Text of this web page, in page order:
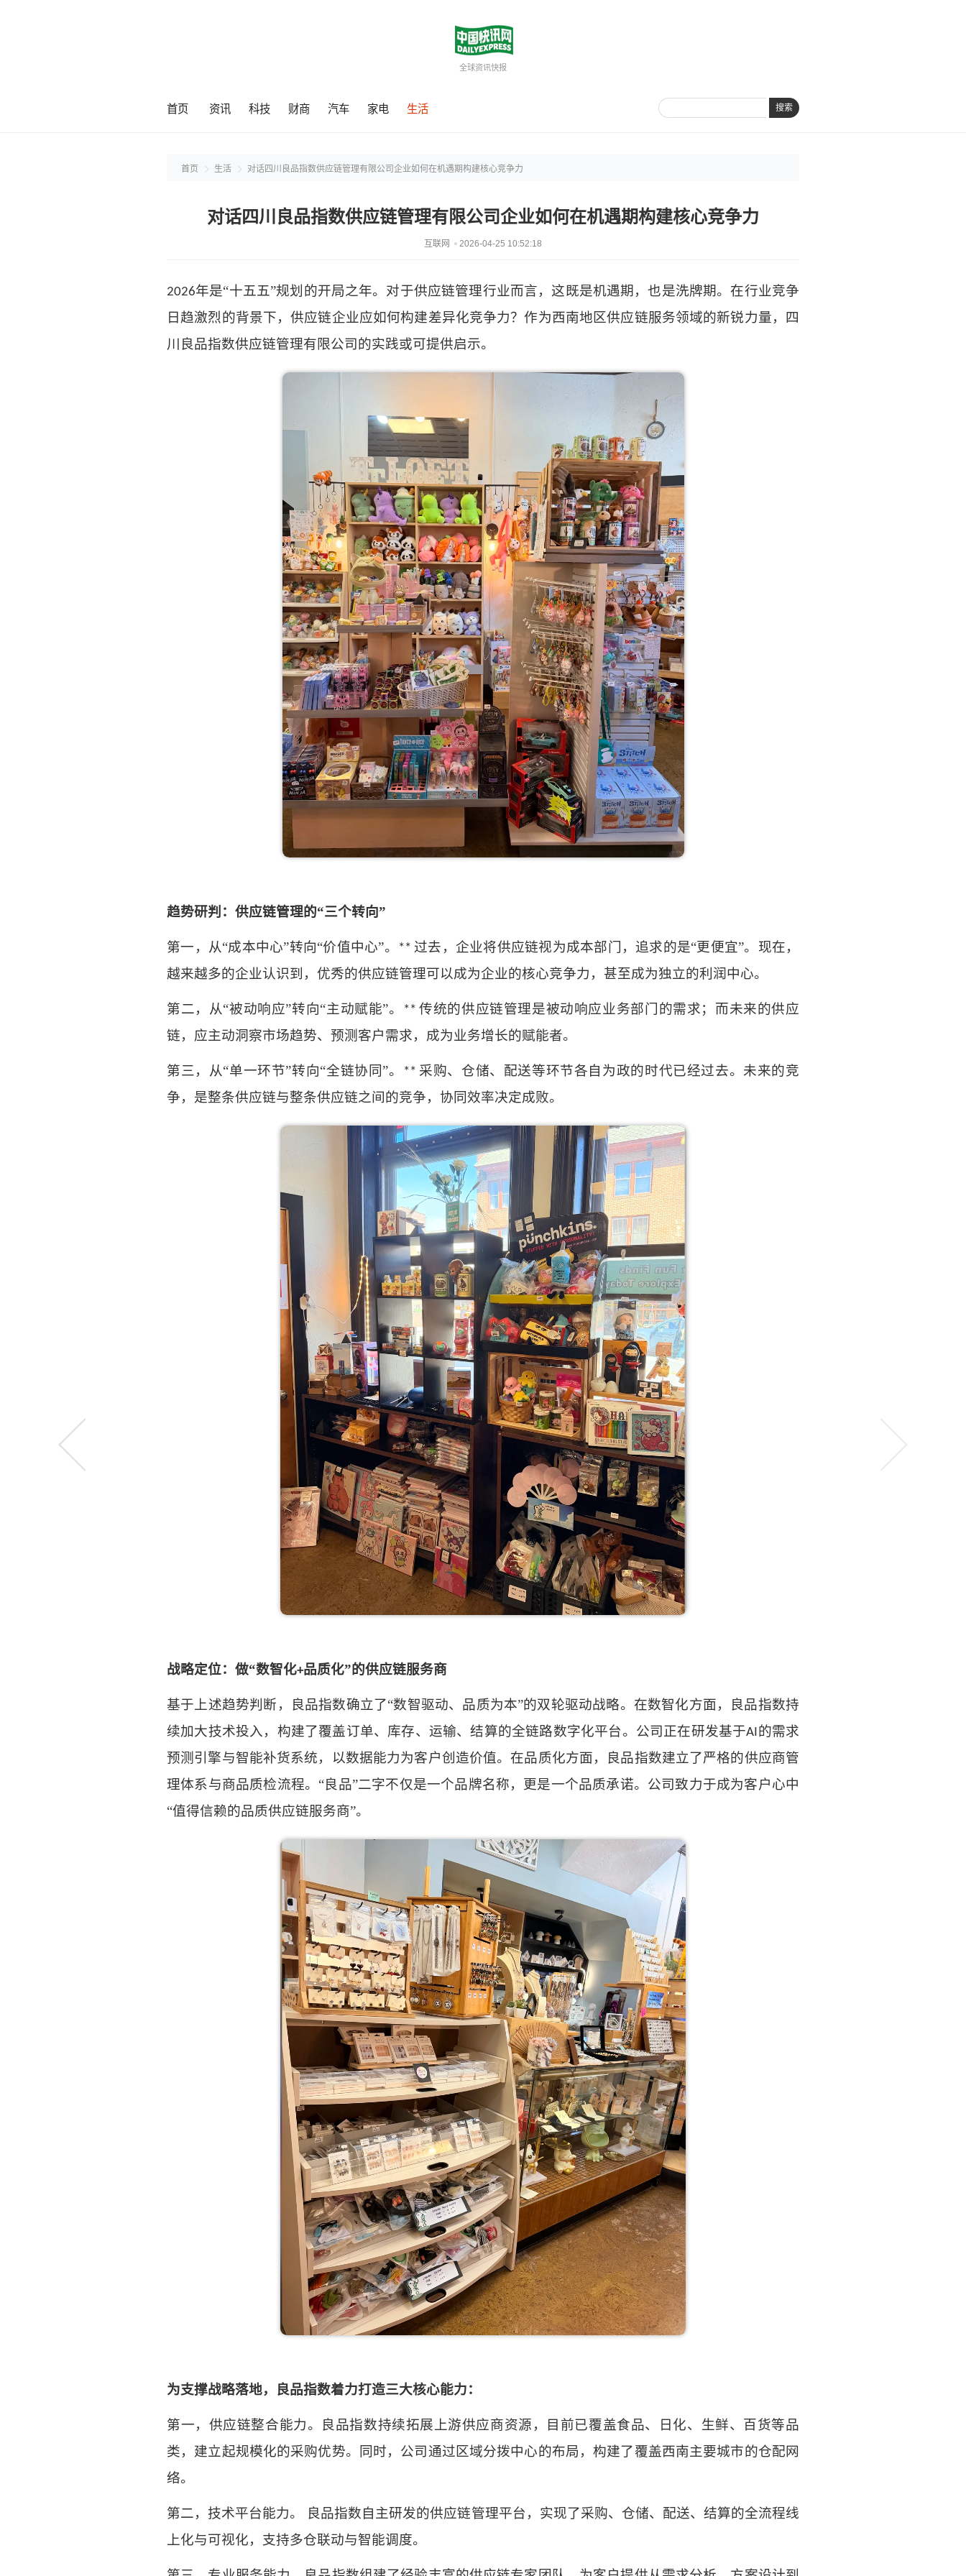
全球资讯快报
首页 资讯 科技 财商 汽车 家电 生活 搜索
首页 生活 对话四川良品指数供应链管理有限公司企业如何在机遇期构建核心竞争力
对话四川良品指数供应链管理有限公司企业如何在机遇期构建核心竞争力
互联网 2026-04-25 10:52:18
2026年是“十五五”规划的开局之年。对于供应链管理行业而言，这既是机遇期，也是洗牌期。在行业竞争
日趋激烈的背景下，供应链企业应如何构建差异化竞争力？作为西南地区供应链服务领域的新锐力量，四
川良品指数供应链管理有限公司的实践或可提供启示。
趋势研判：供应链管理的“三个转向”
第一，从“成本中心”转向“价值中心”。 ** 过去，企业将供应链视为成本部门，追求的是“更便宜”。现在，
越来越多的企业认识到，优秀的供应链管理可以成为企业的核心竞争力，甚至成为独立的利润中心。
第二，从“被动响应”转向“主动赋能”。 **传统的供应链管理是被动响应业务部门的需求；而未来的供应
链，应主动洞察市场趋势、预测客户需求，成为业务增长的赋能者。
第三，从“单一环节”转向“全链协同”。 ** 采购、仓储、配送等环节各自为政的时代已经过去。未来的竞
争，是整条供应链与整条供应链之间的竞争，协同效率决定成败。
战略定位：做“数智化+品质化”的供应链服务商
基于上述趋势判断，良品指数确立了“数智驱动、品质为本”的双轮驱动战略。在数智化方面，良品指数持
续加大技术投入，构建了覆盖订单、库存、运输、结算的全链路数字化平台。公司正在研发基于AI的需求
预测引擎与智能补货系统，以数据能力为客户创造价值。在品质化方面，良品指数建立了严格的供应商管
理体系与商品质检流程。 “良品”二字不仅是一个品牌名称，更是一个品质承诺。公司致力于成为客户心中
“值得信赖的品质供应链服务商”。
为支撑战略落地，良品指数着力打造三大核心能力：
第一，供应链整合能力。良品指数持续拓展上游供应商资源，目前已覆盖食品、日化、生鲜、百货等品
类，建立起规模化的采购优势。同时，公司通过区域分拨中心的布局，构建了覆盖西南主要城市的仓配网
络。
第二，技术平台能力。
良品指数自主研发的供应链管理平台，实现了采购、仓储、配送、结算的全流程线
上化与可视化， 支持多仓联动与智能调度。